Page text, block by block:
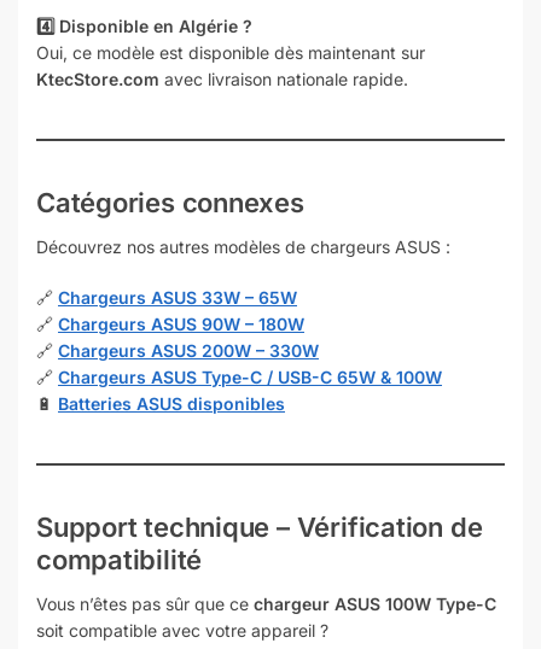
4️⃣ Disponible en Algérie ?
Oui, ce modèle est disponible dès maintenant sur
KtecStore.com avec livraison nationale rapide.
Catégories connexes
Découvrez nos autres modèles de chargeurs ASUS :
🔗 Chargeurs ASUS 33W – 65W
🔗 Chargeurs ASUS 90W – 180W
🔗 Chargeurs ASUS 200W – 330W
🔗 Chargeurs ASUS Type-C / USB-C 65W & 100W
🔋 Batteries ASUS disponibles
Support technique – Vérification de
compatibilité
Vous n’êtes pas sûr que ce chargeur ASUS 100W Type-C
soit compatible avec votre appareil ?